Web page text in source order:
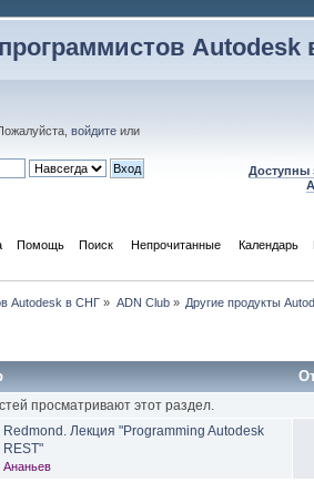
Autodesk
войдите или
Доступны
Помощь Поиск Непрочитанные Календарь
Autodesk в СНГ » ADN Club» Другие продукты
просматривают этот раздел.
Лекция "Programming Autodesk
Ананьев